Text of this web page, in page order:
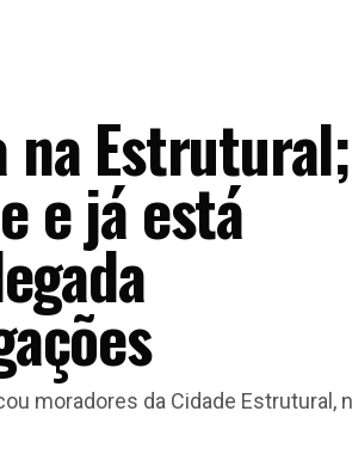
na Estrutural;
e já está
moradores da Cidade Estrutural,